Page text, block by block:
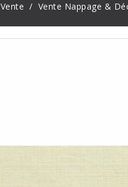
Vente Vente Nappage &